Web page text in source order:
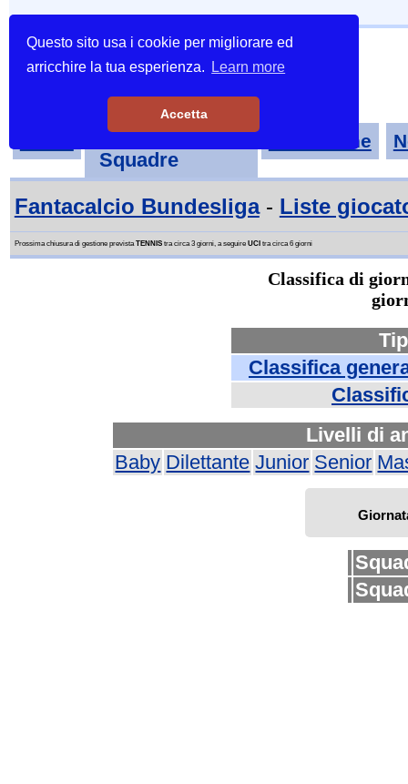
Questo sito usa i cookie per migliorare ed
arricchire la tua esperienza.
Learn more
Accetta
Tornei-
Squadre
Classifiche
Fantacalcio Bundesliga- Liste
Prossima chiusura di gestione previstaTENNIStra circa 3 giorni, a seguire UCI tra circa 6 giorni
Classifica di
Classifica
Livelli di
Baby Dilettante Junior Senior